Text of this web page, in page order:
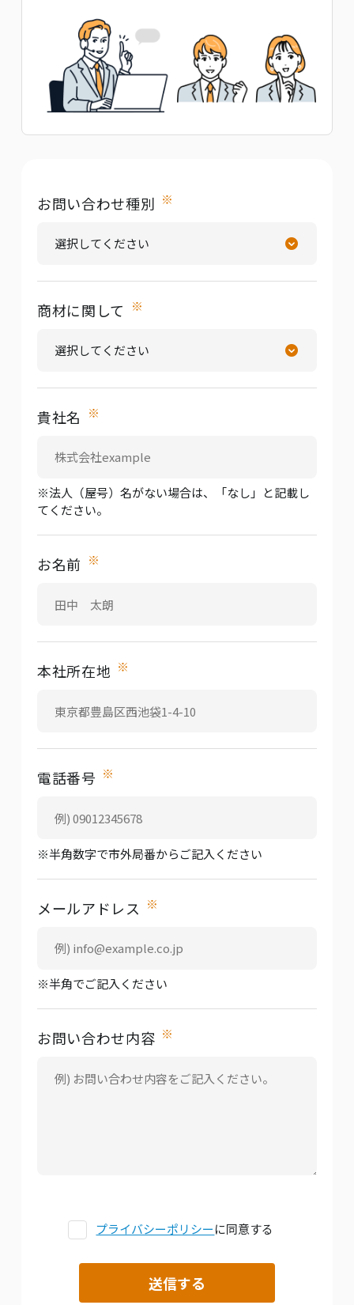
お問い合わせ種別 ※
商材に関して ※
貴社名 ※
※法人（屋号）名がない場合は、「なし」と記載し
てください。
お名前 ※
本社所在地 ※
電話番号 ※
※半角数字で市外局番からご記入ください
メールアドレス ※
※半角でご記入ください
お問い合わせ内容 ※
プライバシーポリシーに同意する